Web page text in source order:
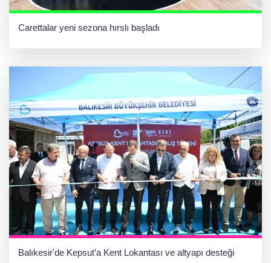
Carettalar yeni sezona hırslı başladı
Balıkesir'de Kepsut’a Kent Lokantası ve altyapı desteği